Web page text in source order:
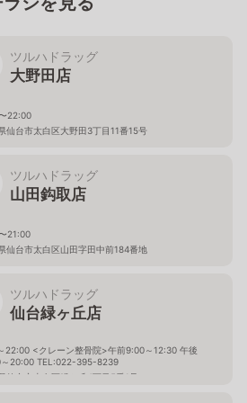
ツルハドラッグ
大野田店
22:00
仙台市太白区大野田3丁目11番15号
ツルハドラッグ
山田鈎取店
21:00
仙台市太白区山田字田中前184番地
ツルハドラッグ
仙台緑ヶ丘店
22:00 <クレーン整骨院>午前9:00～12:30 午後
20:00 TEL:022-395-8239
仙台市太白区緑ケ丘4丁目5番1号